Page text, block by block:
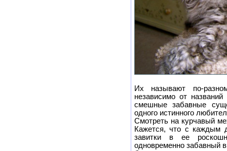
Их называют по-
независимо от
смешные забавные
одного истинного
Смотреть на курчавый
Кажется, что с каждым
завитки в ее
одновременно забавный